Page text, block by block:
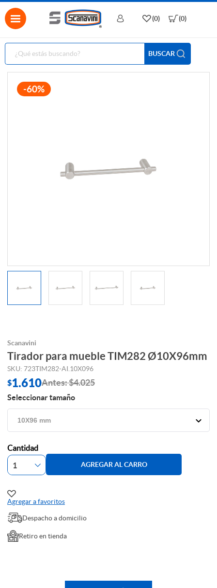
BUSCAR
(0) (0)
-60%
Scanavini
Tirador para mueble TIM282 Ø10X96mm
SKU: 723TIM282-AI.10X096
$1.610Antes: $4.025
Seleccionar tamaño
Cantidad
AGREGAR AL CARRO
Agregar a favoritos
Despacho a domicilio
Retiro en tienda